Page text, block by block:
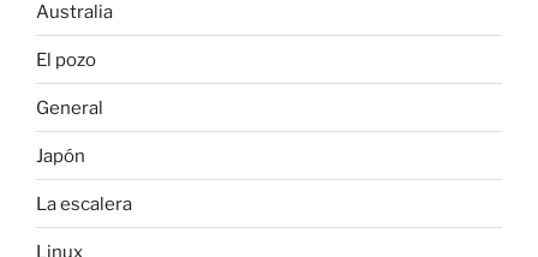
Australia
El pozo
General
Japón
La escalera
Linux